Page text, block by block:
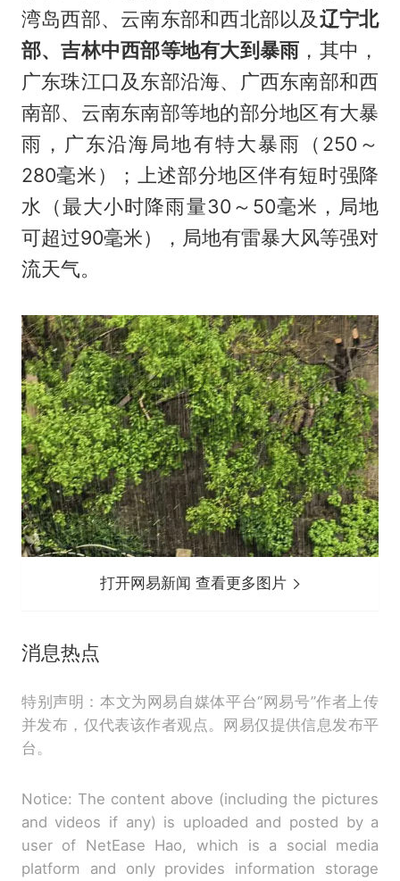
湾岛西部、云南东部和西北部以及辽宁北
部、吉林中西部等地有大到暴雨 ，其中，
广东珠江口及东部沿海、广西东南部和西
南部、云南东南部等地的部分地区有大暴
雨，广东沿海局地有特大暴雨（250～
280毫米）；上述部分地区伴有短时强降
水（最大小时降雨量30～50毫米，局地
可超过90毫米），局地有雷暴大风等强对
流天气。
打开网易新闻 查看更多图片
消息热点
特别声明：本文为网易自媒体平台“网易号”作者上传
并发布，仅代表该作者观点。网易仅提供信息发布平
台。
Notice: The content above (including the pictures
and videos if any) is uploaded and posted by a
user of NetEase Hao, which is a social media
platform and only provides information storage